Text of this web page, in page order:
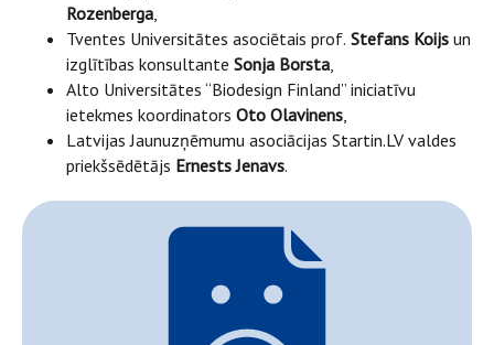
Rozenberga,
Tventes Universitātes asociētais prof. Stefans Koijs un
izglītības konsultante Sonja Borsta,
Alto Universitātes “Biodesign Finland” iniciatīvu
ietekmes koordinators Oto Olavinens,
Latvijas Jaunuzņēmumu asociācijas Startin.LV valdes
priekšsēdētājs Ernests Jenavs.